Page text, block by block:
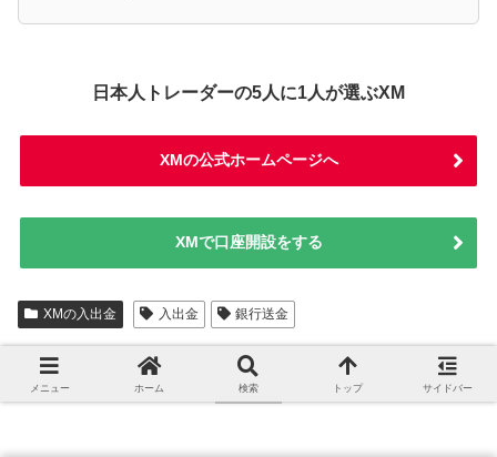
日本人トレーダーの5人に1人が選ぶXM
XMの公式ホームページへ
XMで口座開設をする
XMの入出金 入出金 銀行送金
XMの関連記事 こちらもオススメです
メニュー ホーム 検索 トップ サイドバー